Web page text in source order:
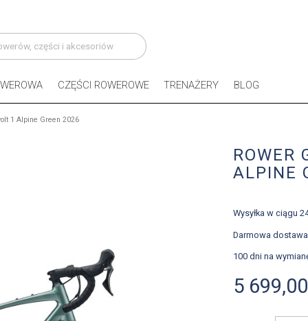
CZĘŚCI ROWEROWE TRENAŻERY BLOG
1 Alpine Green 2026
ROWER
ALPINE
Wysyłka w ciągu
Darmowa
100 dni na
5